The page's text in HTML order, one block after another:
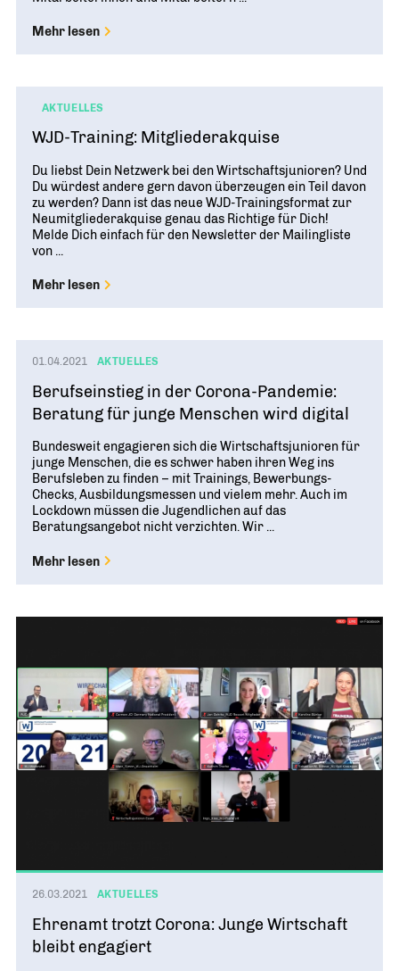
Mehr lesen
AKTUELLES
WJD-Training: Mitgliederakquise
Du liebst Dein Netzwerk bei den Wirtschaftsjunioren? Und
Du würdest andere gern davon überzeugen ein Teil davon
zu werden? Dann ist das neue WJD-Trainingsformat zur
Neumitgliederakquise genau das Richtige für Dich!‍
Melde Dich einfach für den Newsletter der Mailingliste
von ...
Mehr lesen
01.04.2021 AKTUELLES
Berufseinstieg in der Corona-Pandemie:
Beratung für junge Menschen wird digital
Bundesweit engagieren sich die Wirtschaftsjunioren für
junge Menschen, die es schwer haben ihren Weg ins
Berufsleben zu finden – mit Trainings, Bewerbungs-
Checks, Ausbildungsmessen und vielem mehr. Auch im
Lockdown müssen die Jugendlichen auf das
Beratungsangebot nicht verzichten. Wir ...
Mehr lesen
26.03.2021 AKTUELLES
Ehrenamt trotzt Corona: Junge Wirtschaft
bleibt engagiert